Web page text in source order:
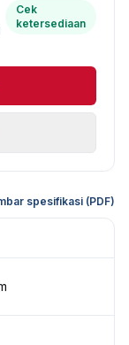
Cek
ketersediaan
spesifikasi (PDF)